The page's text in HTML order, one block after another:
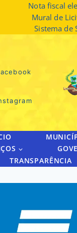
Nota fiscal
Mural de
Sistema de
TRANSPARÊNCIA